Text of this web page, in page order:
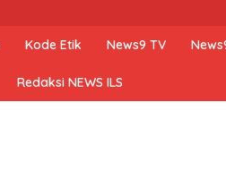
Kode Etik News9 TV
Redaksi NEWS ILS